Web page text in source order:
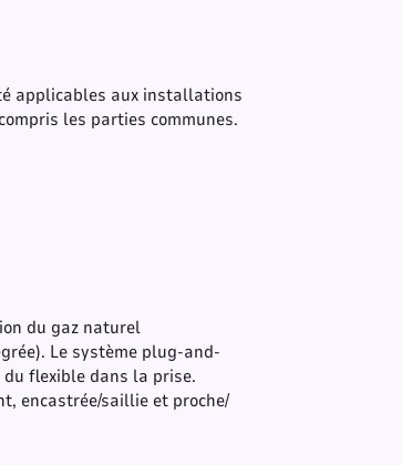
applicables aux installations
les parties communes.
du gaz naturel
Le système plug-and-
flexible dans la prise.
encastrée/saillie et proche/